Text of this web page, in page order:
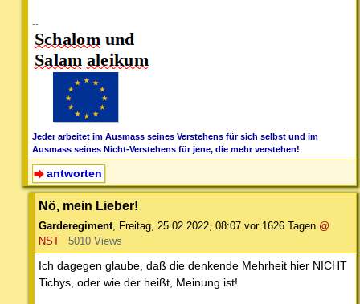
--
Jeder arbeitet im Ausmass seines Verstehens für sich selbst und im
Ausmass seines Nicht-Verstehens für jene, die mehr verstehen!
antworten
Nö, mein Lieber!
Garderegiment, Freitag, 25.02.2022, 08:07 vor 1626 Tagen @
NST
5010 Views
Ich dagegen glaube, daß die denkende Mehrheit hier NICHT
Tichys, oder wie der heißt, Meinung ist!